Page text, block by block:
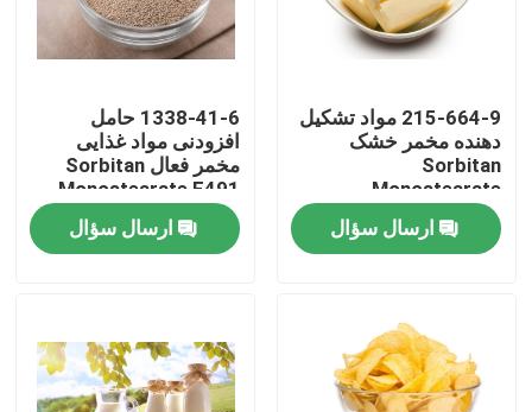
درباره ما
تور کارخانه
کنترل کیفیت
اخبار
215-664-9 مواد تشکیل
دهنده مخمر خشک
Sorbitan
Monostearate
SPAN60 بهبود انعطاف
پذیری
ارسال سؤال
1338-41-6 حامل
افزودنی مواد غذایی
مخمر فعال Sorbitan
Monostearate E491
SPAN60
ارسال سؤال